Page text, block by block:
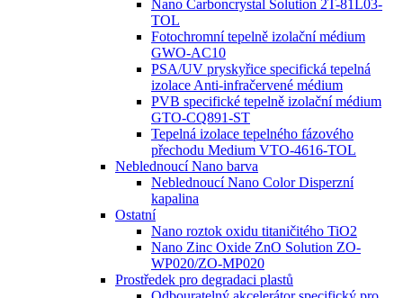
Nano Carboncrystal Solution 2T-81L03-
TOL
Fotochromní tepelně izolační médium
GWO-AC10
PSA/UV pryskyřice specifická tepelná
izolace Anti-infračervené médium
PVB specifické tepelně izolační médium
GTO-CQ891-ST
Tepelná izolace tepelného fázového
přechodu Medium VTO-4616-TOL
Neblednoucí Nano barva
Neblednoucí Nano Color Disperzní
kapalina
Ostatní
Nano roztok oxidu titaničitého TiO2
Nano Zinc Oxide ZnO Solution ZO-
WP020/ZO-MP020
Prostředek pro degradaci plastů